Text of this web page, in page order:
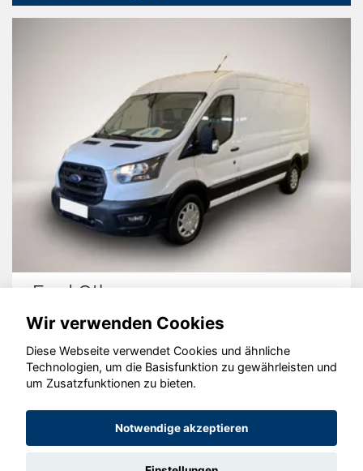
Ford Other
© konjunkturmotor.de GmbH 2020 - 2026
Wir verwenden Cookies
Diese Webseite verwendet Cookies und ähnliche
Technologien, um die Basisfunktion zu gewährleisten und
um Zusatzfunktionen zu bieten.
Notwendige akzeptieren